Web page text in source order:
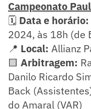
Campeonato
🗓️ Data e horário:
2024, às 18h (de
📍 Local: Allianz
🟨 Arbitragem:
Danilo Ricardo
Back
do Amaral (VAR)